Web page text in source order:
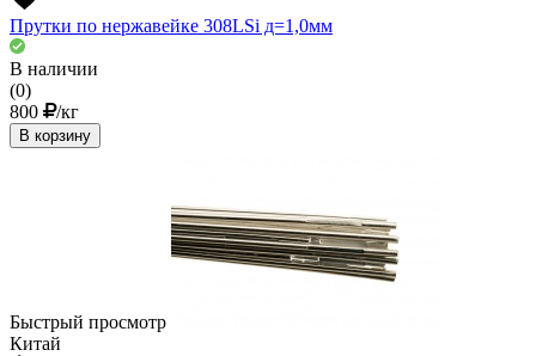
Прутки по нержавейке 308LSi д=1,0мм
В наличии
(0)
800
/кг
В корзину
Быстрый просмотр
Китай